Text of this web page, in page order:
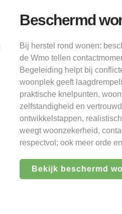
Beschermd
Bij herstel rond wonen:
de Wmo tellen
Begeleiding helpt bij
woonplek geeft
praktische knelpunten,
zelfstandigheid en
ontwikkelstappen,
weegt woonzekerheid,
respectvol; ook meer orde
Bekijk beschermd